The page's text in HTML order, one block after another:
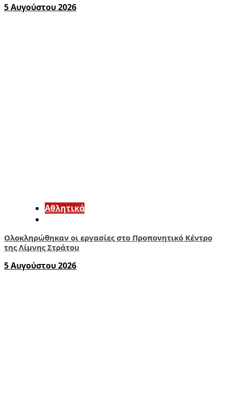
5 Αυγούστου 2026
Αθλητικά
Ολοκληρώθηκαν οι εργασίες στο Προπονητικό Κέντρο
της Λίμνης Στράτου
5 Αυγούστου 2026